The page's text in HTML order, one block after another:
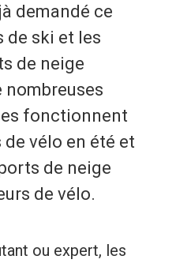
demandé ce
de ski et les
de neige
nombreuses
fonctionnent
vélo en été et
de neige
de vélo.
ou expert, les